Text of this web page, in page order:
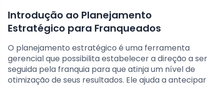
Introdução ao Planejamento
Estratégico para Franqueados
O planejamento estratégico é uma ferramenta
gerencial que possibilita estabelecer a direção a ser
seguida pela franquia para que atinja um nível de
otimização de seus resultados. Ele ajuda a antecipar